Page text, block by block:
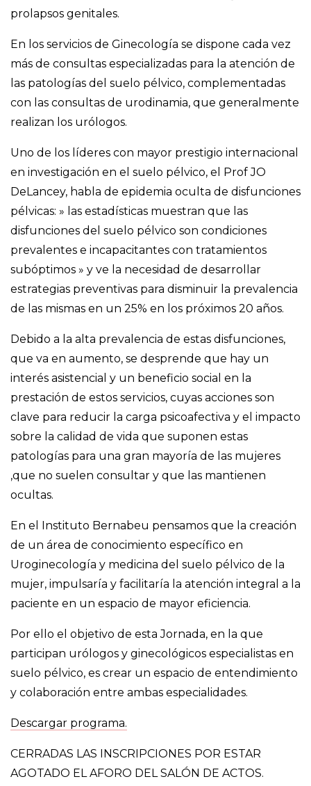
prolapsos genitales.
En los servicios de Ginecología se dispone cada vez
más de consultas especializadas para la atención de
las patologías del suelo pélvico, complementadas
con las consultas de urodinamia, que generalmente
realizan los urólogos.
Uno de los líderes con mayor prestigio internacional
en investigación en el suelo pélvico, el Prof JO
DeLancey, habla de epidemia oculta de disfunciones
pélvicas: » las estadísticas muestran que las
disfunciones del suelo pélvico son condiciones
prevalentes e incapacitantes con tratamientos
subóptimos » y ve la necesidad de desarrollar
estrategias preventivas para disminuir la prevalencia
de las mismas en un 25% en los próximos 20 años.
Debido a la alta prevalencia de estas disfunciones,
que va en aumento, se desprende que hay un
interés asistencial y un beneficio social en la
prestación de estos servicios, cuyas acciones son
clave para reducir la carga psicoafectiva y el impacto
sobre la calidad de vida que suponen estas
patologías para una gran mayoría de las mujeres
,que no suelen consultar y que las mantienen
ocultas.
En el Instituto Bernabeu pensamos que la creación
de un área de conocimiento específico en
Uroginecología y medicina del suelo pélvico de la
mujer, impulsaría y facilitaría la atención integral a la
paciente en un espacio de mayor eficiencia.
Por ello el objetivo de esta Jornada, en la que
participan urólogos y ginecológicos especialistas en
suelo pélvico, es crear un espacio de entendimiento
y colaboración entre ambas especialidades.
Descargar programa.
CERRADAS LAS INSCRIPCIONES POR ESTAR
AGOTADO EL AFORO DEL SALÓN DE ACTOS.